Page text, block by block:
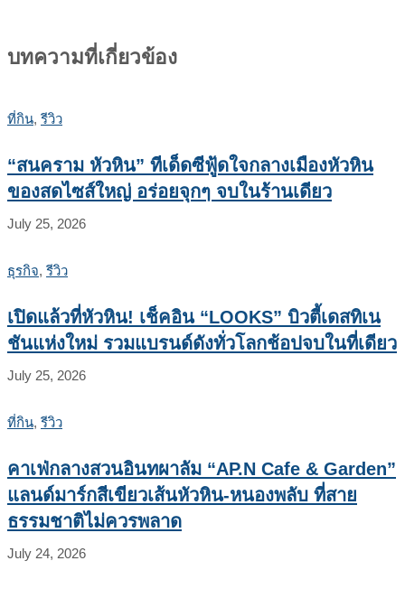
บทความที่เกี่ยวข้อง
ที่กิน, รีวิว
“สนคราม หัวหิน” ทีเด็ดซีฟู้ดใจกลางเมืองหัวหิน
ของสดไซส์ใหญ่ อร่อยจุกๆ จบในร้านเดียว
July 25, 2026
ธุรกิจ, รีวิว
เปิดแล้วที่หัวหิน! เช็คอิน “LOOKS” บิวตี้เดสทิเน
ชันแห่งใหม่ รวมแบรนด์ดังทั่วโลกช้อปจบในที่เดียว
July 25, 2026
ที่กิน, รีวิว
คาเฟ่กลางสวนอินทผาลัม “AP.N Cafe & Garden”
แลนด์มาร์กสีเขียวเส้นหัวหิน-หนองพลับ ที่สาย
ธรรมชาติไม่ควรพลาด
July 24, 2026